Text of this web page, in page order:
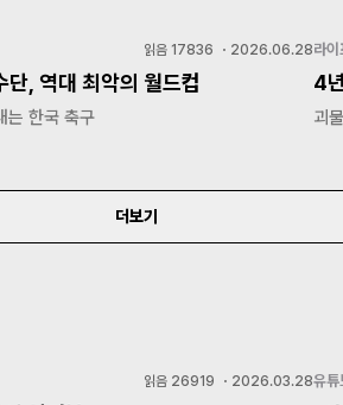
읽음 17836 ・ 2026.06.28
단, 역대 최악의 월드컵
는 한국 축구
라
4
괴
더보기
읽음 26919 ・ 2026.03.28유튜